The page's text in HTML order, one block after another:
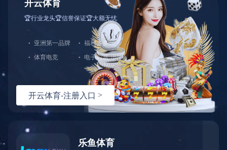
网站首页 关于中大 产品展示